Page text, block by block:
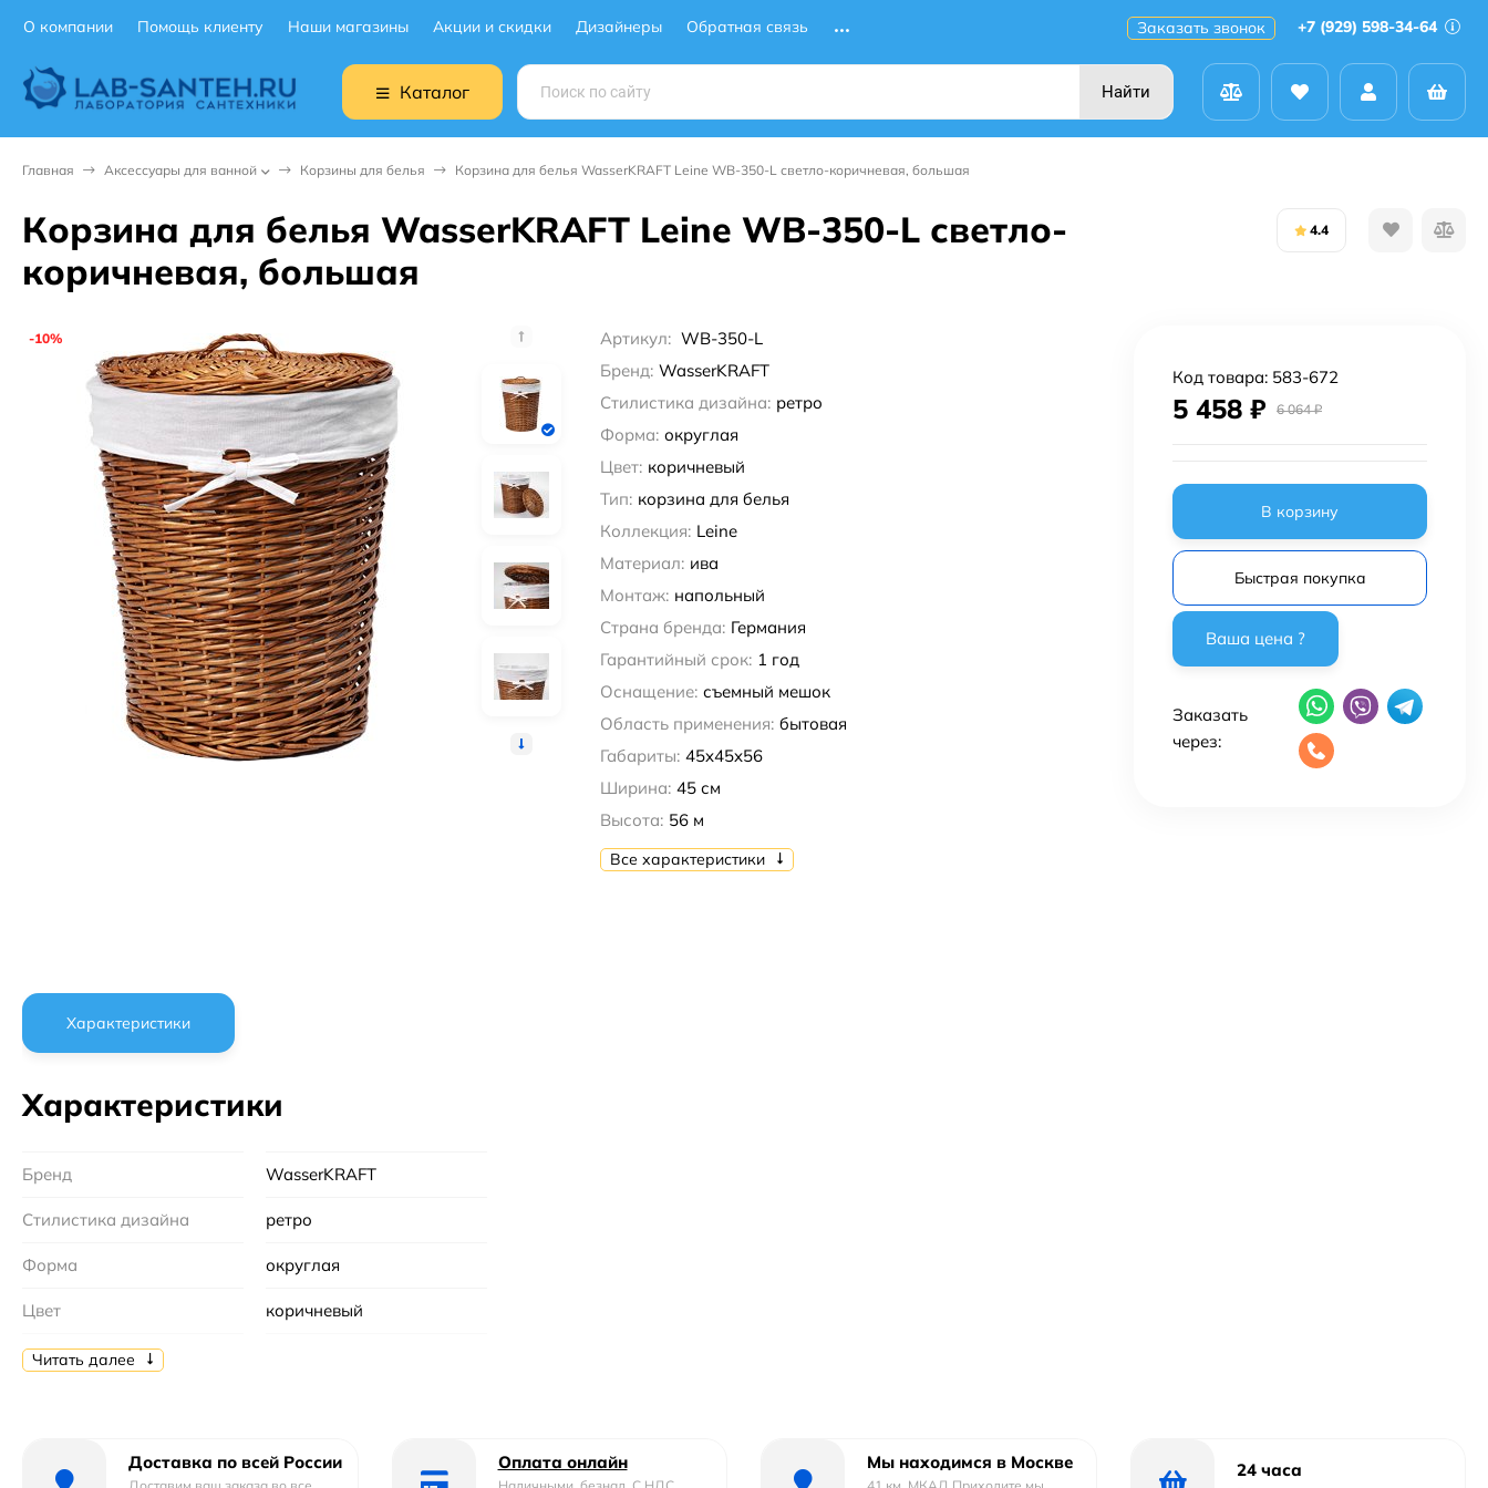
О компании Помощь клиенту Наши магазины Акции и скидки Дизайнеры Обратная связь Заказать звонок +7 (929) 598-34-64
Каталог Найти
Главная Аксессуары для ванной Корзины для белья Корзина для белья WasserKRAFT Leine WB-350-L светло-коричневая, большая
Корзина для белья WasserKRAFT Leine WB-350-L светло-
коричневая, большая
4.4
-10% Артикул: WB-350-L
Бренд: WasserKRAFT
Стилистика дизайна: ретро
Форма: округлая
Цвет: коричневый
Тип: корзина для белья
Коллекция: Leine
Материал: ива
Монтаж: напольный
Страна бренда: Германия
Гарантийный срок: 1 год
Оснащение: съемный мешок
Область применения: бытовая
Габариты: 45x45x56
Ширина: 45 см
Высота: 56 м
Все характеристики
Код товара: 583-672
5 458 ₽ 6 064₽
В корзину
Быстрая покупка
Заказать
через:
Характеристики
Характеристики
Бренд WasserKRAFT
Стилистика дизайна ретро
Форма округлая
Цвет коричневый
Тип
Читать далее
Доставка по всей России
Доставим ваш заказа во все
Оплата онлайн
Наличными, безнал. С НДС ,
Мы находимся в Москве
41 км. МКАД Приходите мы
24 часа